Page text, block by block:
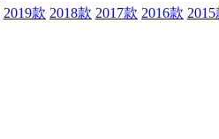
2019款 2018款 2017款 2016款